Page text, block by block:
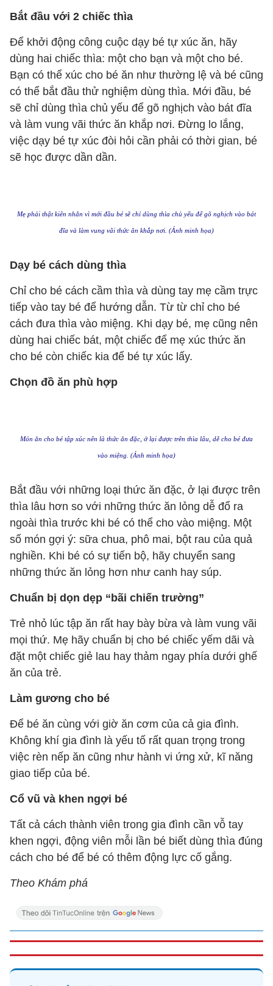
Bắt đầu với 2 chiếc thìa
Để khởi động công cuộc dạy bé tự xúc ăn, hãy
dùng hai chiếc thìa: một cho bạn và một cho bé.
Bạn có thể xúc cho bé ăn như thường lệ và bé cũng
có thể bắt đầu thử nghiệm dùng thìa. Mới đầu, bé
sẽ chỉ dùng thìa chủ yếu để gõ nghịch vào bát đĩa
và làm vung vãi thức ăn khắp nơi. Đừng lo lắng,
việc dạy bé tự xúc đòi hỏi cần phải có thời gian, bé
sẽ học được dần dần.
Mẹ phải thật kiên nhẫn vì mới đầu bé sẽ chỉ dùng thìa chủ yếu để gõ nghịch vào bát
đĩa và làm vung vãi thức ăn khắp nơi. (Ảnh minh họa)
Dạy bé cách dùng thìa
Chỉ cho bé cách cầm thìa và dùng tay mẹ cầm trực
tiếp vào tay bé để hướng dẫn. Từ từ chỉ cho bé
cách đưa thìa vào miệng. Khi dạy bé, mẹ cũng nên
dùng hai chiếc bát, một chiếc để mẹ xúc thức ăn
cho bé còn chiếc kia để bé tự xúc lấy.
Chọn đồ ăn phù hợp
Món ăn cho bé tập xúc nên là thức ăn đặc, ở lại được trên thìa lâu, dễ cho bé đưa
vào miệng. (Ảnh minh họa)
Bắt đầu với những loại thức ăn đặc, ở lại được trên
thìa lâu hơn so với những thức ăn lỏng dễ đổ ra
ngoài thìa trước khi bé có thể cho vào miệng. Một
số món gợi ý: sữa chua, phô mai, bột rau của quả
nghiền. Khi bé có sự tiến bộ, hãy chuyển sang
những thức ăn lỏng hơn như canh hay súp.
Chuẩn bị dọn dẹp “bãi chiến trường”
Trẻ nhỏ lúc tập ăn rất hay bày bừa và làm vung vãi
mọi thứ. Mẹ hãy chuẩn bị cho bé chiếc yếm dãi và
đặt một chiếc giẻ lau hay thảm ngay phía dưới ghế
ăn của trẻ.
Làm gương cho bé
Để bé ăn cùng với giờ ăn cơm của cả gia đình.
Không khí gia đình là yếu tố rất quan trọng trong
việc rèn nếp ăn cũng như hành vi ứng xử, kĩ năng
giao tiếp của bé.
Cổ vũ và khen ngợi bé
Tất cả cách thành viên trong gia đình cần vỗ tay
khen ngợi, động viên mỗi lần bé biết dùng thìa đúng
cách cho bé để bé có thêm động lực cố gắng.
Theo Khám phá